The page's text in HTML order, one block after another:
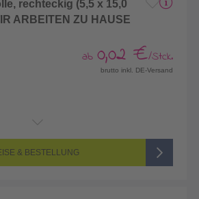
rechteckig (5,5 x 15,0
ARBEITEN ZU HAUSE
ab 0,02 €/Stck.
brutto inkl. DE-Versand
& BESTELLUNG